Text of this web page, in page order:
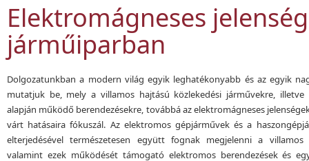
Elektromágneses
járműiparban
Dolgozatunkban a modern világ egyik leghatékonyabb és az egyik
mutatjuk be, mely a villamos hajtású közlekedési járművekre, illetve
alapján működő berendezésekre, továbbá az elektromágneses
várt hatásaira fókuszál. Az elektromos gépjárművek és a
elterjedésével természetesen együtt fognak megjelenni a villamos
valamint ezek működését támogató elektromos berendezések és